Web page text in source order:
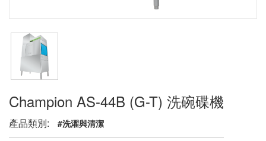
Champion AS-44B (G-T) 洗碗碟機
產品類別: #洗濯與清潔